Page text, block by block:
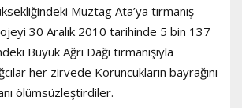
Muztag Ata’ya tırmanış
30 Aralık 2010 tarihinde 5 bin 137
Büyük Ağrı Dağı tırmanışıyla
her zirvede Koruncukların bayrağını
ölümsüzleştirdiler.